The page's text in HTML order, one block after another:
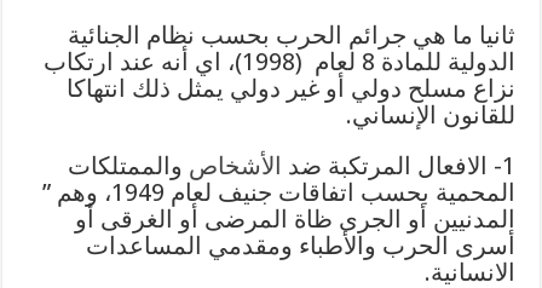
ثانيا ما هي جرائم الحرب بحسب نظام الجنائية
الدولية للمادة 8 لعام (1998)، اي أنه عند ارتكاب
نزاع مسلح دولي أو غير دولي يمثل ذلك انتهاكا
للقانون الإنساني.
1- الافعال المرتكبة ضد
الأشخاص والممتلكات
المحمية بحسب اتفاقات جنيف لعام 1949، وهم ”
المدنيين أو الجرى ظاة المرضى أو الغرقى أو
أسرى الحرب والأطباء ومقدمي المساعدات
الانسانية.